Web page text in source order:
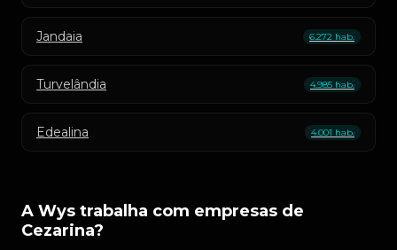
Jandaia 6.272 hab.
Turvelândia 4.985 hab.
Edealina 4.001 hab.
A Wys trabalha com empresas de
Cezarina?